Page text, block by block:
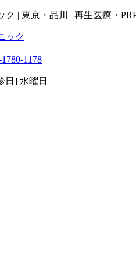
| 東京・品川 | 再生医療・
1178
日] 水曜日